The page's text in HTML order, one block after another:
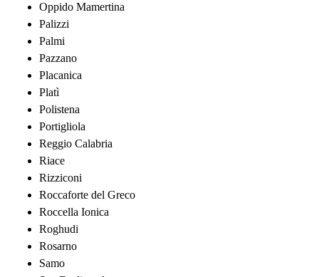
Oppido Mamertina
Palizzi
Palmi
Pazzano
Placanica
Platì
Polistena
Portigliola
Reggio Calabria
Riace
Rizziconi
Roccaforte del Greco
Roccella Ionica
Roghudi
Rosarno
Samo